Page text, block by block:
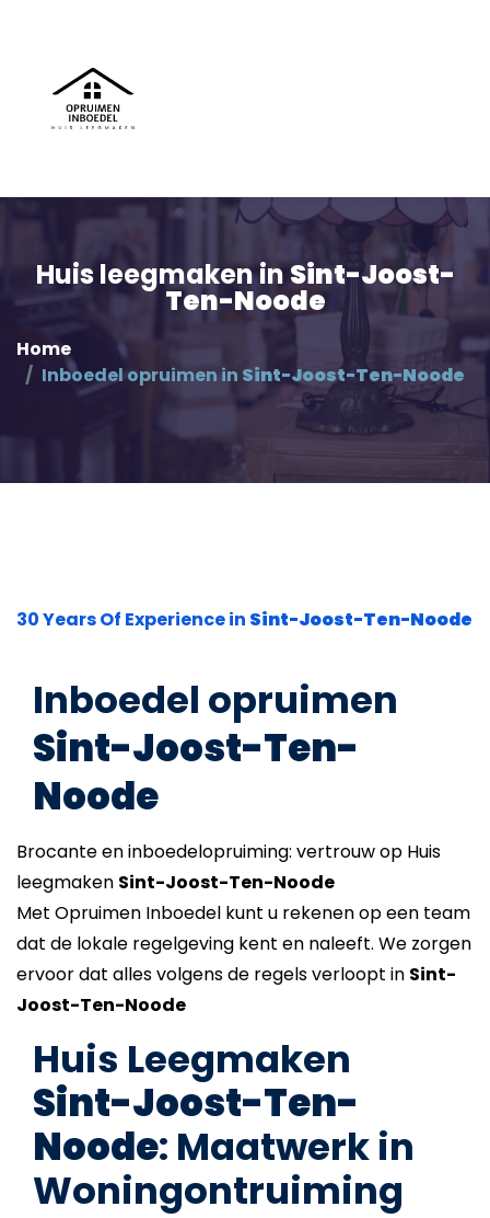
Huis leegmaken inSint-Joost-
Ten-Noode
Home
Inboedel opruimen in Sint-Joost-Ten-Noode
30 Years Of Experience in Sint-Joost-Ten-Noode
Inboedel opruimen
Sint-Joost-Ten-
Noode
Brocante en inboedelopruiming: vertrouw op Huis
leegmaken Sint-Joost-Ten-Noode
Met Opruimen Inboedel kunt u rekenen op een team
dat de lokale regelgeving kent en naleeft. We zorgen
ervoor dat alles volgens de regels verloopt in Sint-
Joost-Ten-Noode
Huis Leegmaken
Sint-Joost-Ten-
Noode: Maatwerk in
Woningontruiming